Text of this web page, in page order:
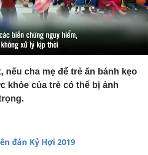
đán Kỷ Hợi 2019
nếu cha mẹ để trẻ ăn bánh kẹo
khỏe của trẻ có thể bị ảnh